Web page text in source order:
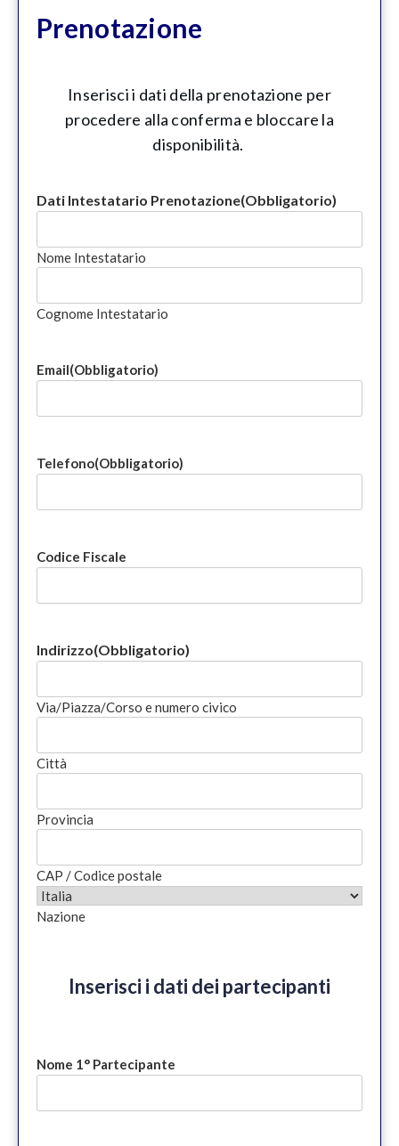
Prenotazione
Inserisci i dati della prenotazione per
procedere alla conferma e bloccare la
disponibilità.
Dati Intestatario Prenotazione(Obbligatorio)
Nome Intestatario
Cognome Intestatario
Email(Obbligatorio)
Telefono(Obbligatorio)
Codice Fiscale
Indirizzo(Obbligatorio)
Via/Piazza/Corso e numero civico
Città
Provincia
CAP / Codice postale
Nazione
Inserisci i dati dei partecipanti
Nome 1° Partecipante